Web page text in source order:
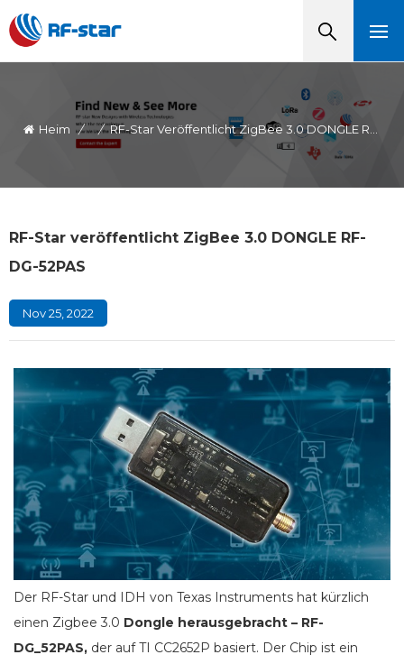
Heim / /
RF-Star veröffentlicht ZigBee 3.0 DONGLE RF-
DG-52PAS
Nov 25, 2022
Der RF-Star und IDH von Texas Instruments hat kürzlich
einen Zigbee 3.0 Dongle herausgebracht – RF-
DG_52PAS, der auf TI CC2652P basiert. Der Chip ist ein